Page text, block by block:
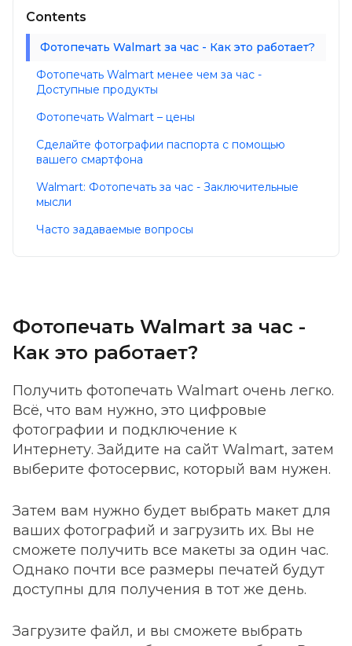
Contents
Фотопечать Walmart за час - Как это работает?
Фотопечать Walmart менее чем за час -
Доступные продукты
Фотопечать Walmart – цены
Сделайте фотографии паспорта с помощью
вашего смартфона
Walmart: Фотопечать за час - Заключительные
мысли
Часто задаваемые вопросы
Фотопечать Walmart за час -
Как это работает?
Получить фотопечать Walmart очень легко.
Всё, что вам нужно, это цифровые
фотографии и подключение к
Интернету. Зайдите на сайт Walmart, затем
выберите фотосервис, который вам нужен.
Затем вам нужно будет выбрать макет для
ваших фотографий и загрузить их. Вы не
сможете получить все макеты за один час.
Однако почти все размеры печатей будут
доступны для получения в тот же день.
Загрузите файл, и вы сможете выбрать